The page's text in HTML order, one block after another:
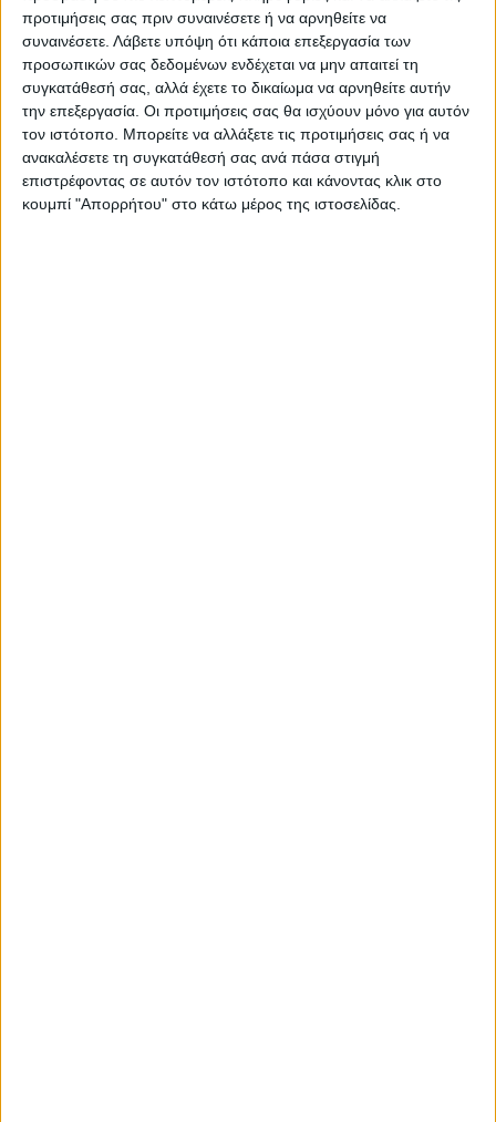
προτιμήσεις σας πριν συναινέσετε ή να αρνηθείτε να
συναινέσετε. Λάβετε υπόψη ότι κάποια επεξεργασία των
προσωπικών σας δεδομένων ενδέχεται να μην απαιτεί τη
συγκατάθεσή σας, αλλά έχετε το δικαίωμα να αρνηθείτε αυτήν
την επεξεργασία. Οι προτιμήσεις σας θα ισχύουν μόνο για αυτόν
τον ιστότοπο. Μπορείτε να αλλάξετε τις προτιμήσεις σας ή να
ανακαλέσετε τη συγκατάθεσή σας ανά πάσα στιγμή
επιστρέφοντας σε αυτόν τον ιστότοπο και κάνοντας κλικ στο
κουμπί "Απορρήτου" στο κάτω μέρος της ιστοσελίδας.
ΠΑΡΟΜΟΙΑ ΑΡΘΡΑ